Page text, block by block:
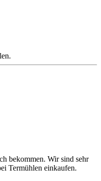
bekommen. Wir sind sehr
Termühlen einkaufen.